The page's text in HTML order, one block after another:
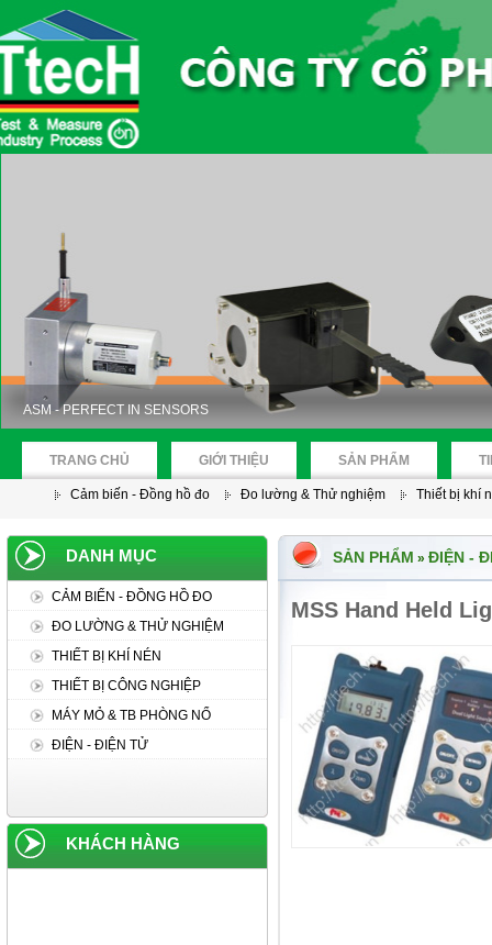
ASM - PERFECT IN SENSORS
TRANG CHỦ GIỚI THIỆU SẢN PHẨM
Cảm biến - Đồng hồ đo Đo lường & Thử nghiệm Thiết bị khí
DANH MỤC
CẢM BIẾN - ĐỒNG HỒ ĐO
ĐO LƯỜNG & THỬ NGHIỆM
THIẾT BỊ KHÍ NÉN
THIẾT BỊ CÔNG NGHIỆP
MÁY MỎ & TB PHÒNG NỔ
ĐIỆN - ĐIỆN TỬ
KHÁCH HÀNG
SẢN PHẨM » ĐIỆN -
MSS Hand Held